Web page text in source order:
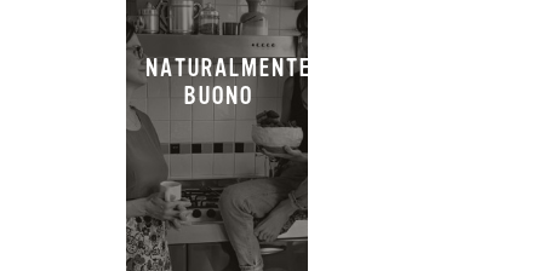
NATURALMENTE
BUONO